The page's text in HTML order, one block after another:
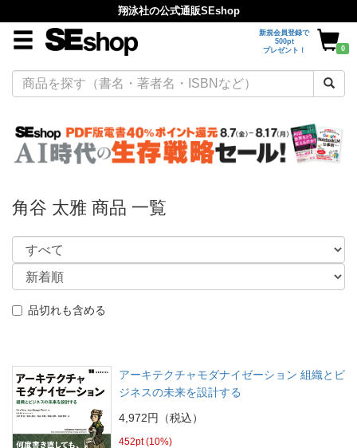
翔泳社の公式通販SEshop
新規会員登録で
500pt
プレゼント！
0
角谷 太雅 商品 一覧
品切れも含める
アーキテクチャモダナイゼーション 組織とビ
ジネスの未来を設計する
4,972円（税込）
452pt (10%)